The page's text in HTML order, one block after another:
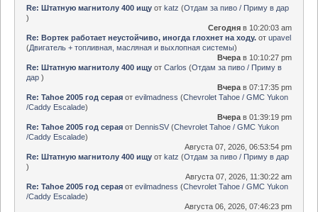
Re: Штатную магнитолу 400 ищуот katz (Отдам за пиво / Приму в дар
)
Сегодня в 10:20:03 am
Re: Вортек работает неустойчиво, иногда глохнет на ходу.от upavel
(Двигатель + топливная, масляная и выхлопная системы)
Вчера в 10:10:27 pm
Re: Штатную магнитолу 400 ищуот Carlos (Отдам за пиво / Приму в
дар )
Вчера в 07:17:35 pm
Re: Tahoe 2005 год сераяот evilmadness (Chevrolet Tahoe / GMC Yukon
/Caddy Escalade)
Вчера в 01:39:19 pm
Re: Tahoe 2005 год сераяот DennisSV(Chevrolet Tahoe / GMC Yukon
/Caddy Escalade)
Августа 07, 2026, 06:53:54 pm
Re: Штатную магнитолу 400 ищуот katz (Отдам за пиво / Приму в дар
)
Августа 07, 2026, 11:30:22 am
Re: Tahoe 2005 год сераяот evilmadness (Chevrolet Tahoe / GMC Yukon
/Caddy Escalade)
Августа 06, 2026, 07:46:23 pm